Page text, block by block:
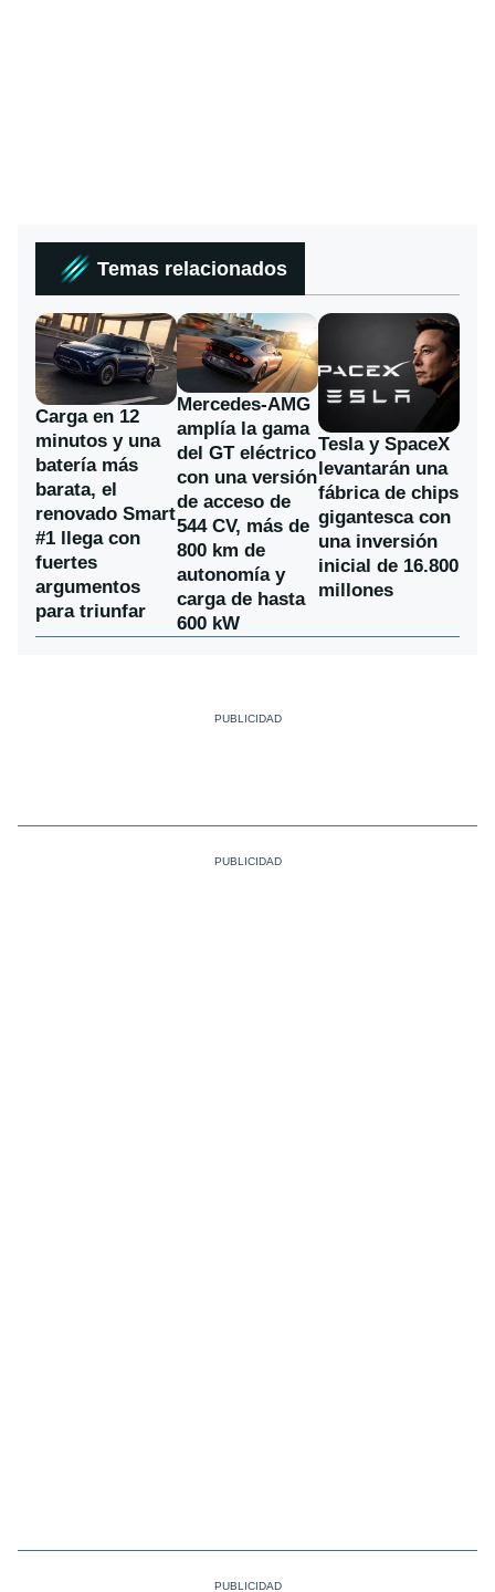
Temas relacionados
Carga en 12
minutos y una
batería más
barata, el
renovado Smart
#1 llega con
fuertes
argumentos
para triunfar
Mercedes-AMG
amplía la gama
del GT eléctrico
con una versión
de acceso de
544 CV, más de
800 km de
autonomía y
carga de hasta
600 kW
Tesla y SpaceX
levantarán una
fábrica de chips
gigantesca con
una inversión
inicial de 16.800
millones